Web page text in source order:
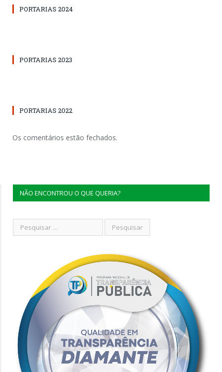
PORTARIAS 2024
PORTARIAS 2023
PORTARIAS 2022
Os comentários estão fechados.
NÃO ENCONTROU O QUE QUERIA?